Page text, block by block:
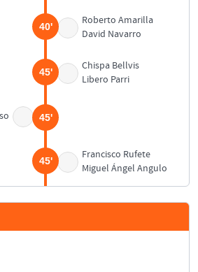
Roberto Amarilla
David Navarro
40'
Chispa Bellvis
Libero Parri
45'
45'
Francisco Rufete
Miguel Ángel Angulo
45'
José Enrique Sánchez
45'